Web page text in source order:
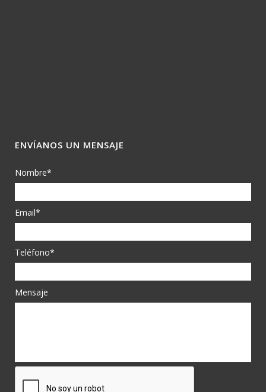
ENVÍANOS UN MENSAJE
Nombre*
Email*
Teléfono*
Mensaje